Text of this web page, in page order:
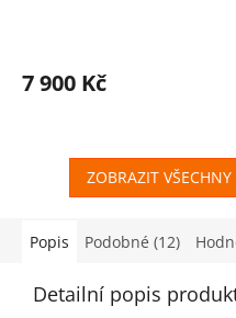
7 900 Kč
ZOBRAZIT
Popis Podobné (12)
Detailní popis